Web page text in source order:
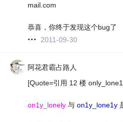
mail.com
恭喜，你终于发现这个bug了
2011-09-30
阿花君霸占路人
[Quote=引用 12 楼
on1y_lonely 与on1y_lone1y